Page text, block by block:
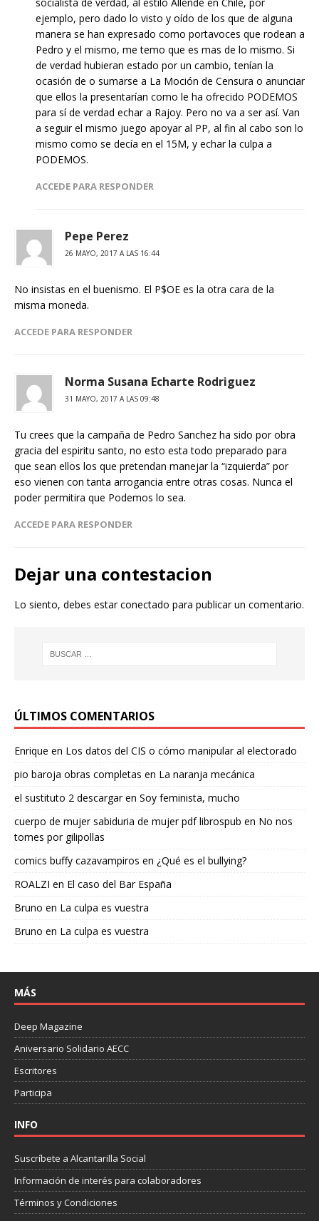
ejemplo, pero dado lo visto y oído de los que de alguna
manera se han expresado como portavoces que rodean a
Pedro y el mismo, me temo que es mas de lo mismo. Si
de verdad hubieran estado por un cambio, tenían la
ocasión de o sumarse a La Moción de Censura o anunciar
que ellos la presentarían como le ha ofrecido PODEMOS
para sí de verdad echar a Rajoy. Pero no va a ser así. Van
a seguir el mismo juego apoyar al PP, al fin al cabo son lo
mismo como se decía en el 15M, y echar la culpa a
PODEMOS.
ACCEDE PARA RESPONDER
Pepe Perez
26 MAYO, 2017 A LAS 16:44
No insistas en el buenismo. El P$OE es la otra cara de la
misma moneda.
ACCEDE PARA RESPONDER
Norma Susana Echarte Rodriguez
31 MAYO, 2017 A LAS 09:48
Tu crees que la campaña de Pedro Sanchez ha sido por obra
gracia del espiritu santo, no esto esta todo preparado para
que sean ellos los que pretendan manejar la “izquierda” por
eso vienen con tanta arrogancia entre otras cosas. Nunca el
poder permitira que Podemos lo sea.
ACCEDE PARA RESPONDER
Dejar una contestacion
Lo siento, debes estarconectado para publicar un comentario.
ÚLTIMOS COMENTARIOS
Enrique en Los datos del CIS o cómo manipular al electorado
pio baroja obras completas en La naranja mecánica
el sustituto 2 descargaren Soy feminista, mucho
cuerpo de mujer sabiduria de mujer pdf librospub en No nos
tomes por gilipollas
comics buffy cazavampiros en ¿Qué es el bullying?
ROALZI en El caso del Bar España
Bruno en La culpa es vuestra
Bruno en La culpa es vuestra
MÁS
Deep Magazine
Aniversario Solidario AECC
Escritores
Participa
INFO
Suscríbete a Alcantarilla Social
Información de interés para colaboradores
Términos y Condiciones